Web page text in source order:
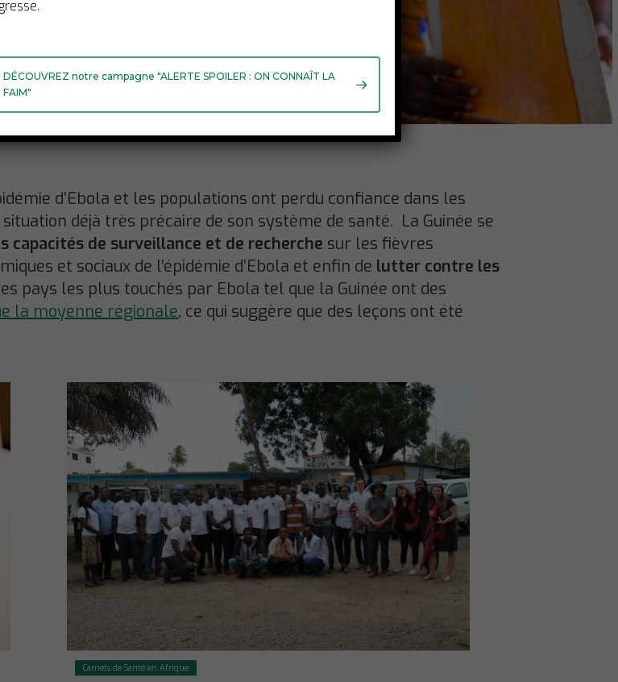
d’Ebola et les populations ont perdu confiance dans les
déjà très précaire de son système de santé. La Guinée se
capacités de surveillance et de recherche sur les fièvres
et sociaux de l’épidémie d’Ebola et enfin de lutter contre les
pays les plus touchés par Ebola tel que la Guinée ont des
la moyenne régionale, ce qui suggère que des leçons ont été
Carnets de Santé en Afrique
DÉCOUVREZ notre campagne "ALERTE SPOILER : ON CONNAÎT LA
FAIM"